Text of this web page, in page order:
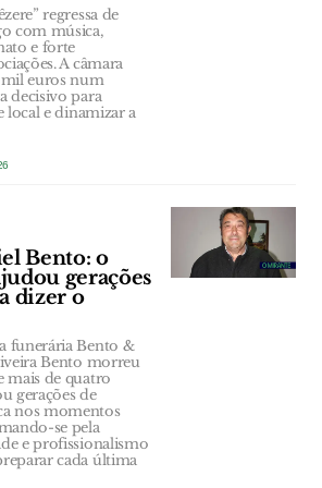
regressa de
com música,
e forte
A câmara
mil euros num
decisivo para
local e dinamizar a
Bento: o
gerações
dizer o
funerária Bento &
Bento morreu
mais de quatro
gerações de
nos momentos
se pela
e profissionalismo
cada última